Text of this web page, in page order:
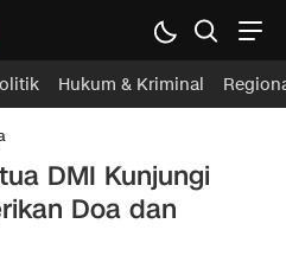
Hukum & Kriminal
DMI Kunjungi
Doa dan